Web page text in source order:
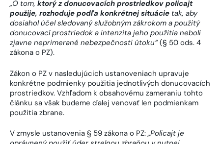
„O tom, ktorý z donucovacích prostriedkov policajt
použije, rozhoduje podľa konkrétnej situácie tak, aby
dosiahol účel sledovaný služobným zákrokom a použitý
donucovací prostriedok a intenzita jeho použitia neboli
zjavne neprimerané nebezpečnosti útoku“(§ 50 ods. 4
zákona o PZ).
Zákon o PZ v nasledujúcich ustanoveniach upravuje
konkrétne podmienky použitia jednotlivých donucovacích
prostriedkov. Vzhľadom k obsahovému zameraniu tohto
článku sa však budeme ďalej venovať len podmienkam
použitia zbrane.
V zmysle ustanovenia § 59 zákona o PZ:„Policajt je